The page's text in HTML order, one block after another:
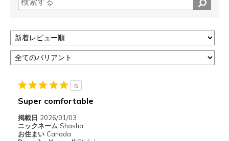
5
Super comfortable
掲載日 2026/01/03
ニックネーム Shasha
お住まい Canada